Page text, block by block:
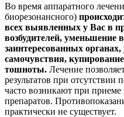
Во время аппаратного
биорезонансного)
всех выявленных у Вас в
возбудителей, уменьшение
заинтересованных
самочувствия,
тошноты. Лечение
результатов при
часто возникают при
препаратов.
практически не существует.